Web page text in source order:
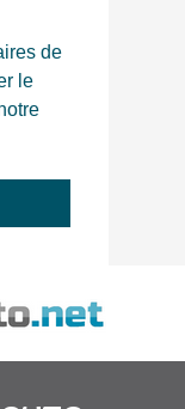
de
le